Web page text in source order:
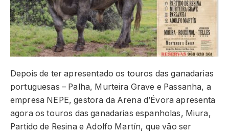
Depois de ter apresentado os touros das ganadarias
portuguesas – Palha, Murteira Grave e Passanha, a
empresa NEPE, gestora da Arena d’Évora apresenta
agora os touros das ganadarias espanholas, Miura,
Partido de Resina e Adolfo Martín, que vão ser